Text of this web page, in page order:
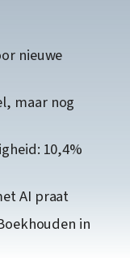
nieuwe
maar nog
10,4%
AI praat
in